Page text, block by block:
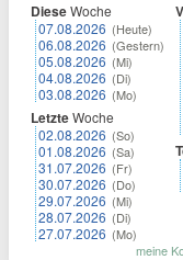
DieseWoche
07.08.2026 (Heute)
06.08.2026 (Gestern)
05.08.2026 (Mi)
04.08.2026 (Di)
03.08.2026 (Mo)
LetzteWoche
02.08.2026 (So)
01.08.2026 (Sa)
31.07.2026 (Fr)
30.07.2026 (Do)
29.07.2026 (Mi)
28.07.2026 (Di)
27.07.2026 (Mo)
meine